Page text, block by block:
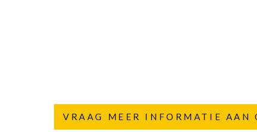
VRAAG MEER INFORMATIE AAN